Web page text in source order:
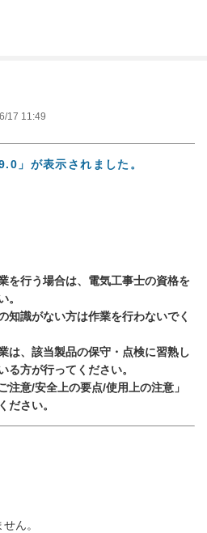
17 11:49
」が表示されました。
を行う場合は、電気工事士の資格を
。
知識がない方は作業を行わないでく
は、該当製品の保守・点検に習熟し
る方が行ってください。
注意/安全上の要点/使用上の注意」
ださい。
ん。